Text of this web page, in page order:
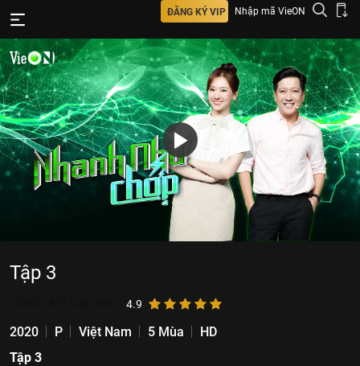
ĐĂNG KÝ VIP Nhập mã VieON
Tập 3
4.9
2020 P Việt Nam 5 Mùa
HD
Tập 3